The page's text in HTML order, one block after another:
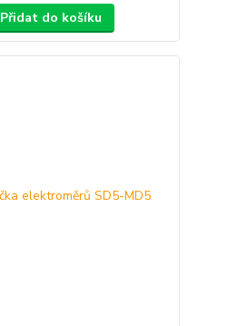
Přidat do košíku